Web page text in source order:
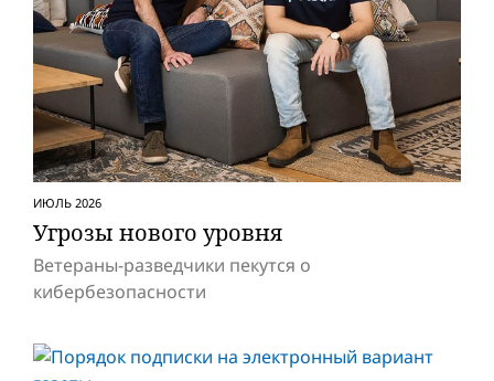
ИЮЛЬ 2026
Угрозы нового уровня
Ветераны-разведчики пекутся о
кибербезопасности